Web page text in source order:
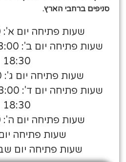
סניפים ברחבי הארץ.
שעות פתיחה יום א': 8:30-13:30
18:30
שעות פתיחה יום ג': 8:30-13:30
18:30
שעות פתיחה יום ה': 8:30-13:30
שעות פתיחה יום
שעות פתיחה יום